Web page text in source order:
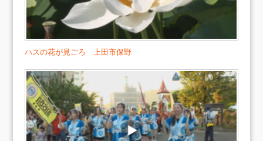
ハスの花が見ごろ 上田市保野